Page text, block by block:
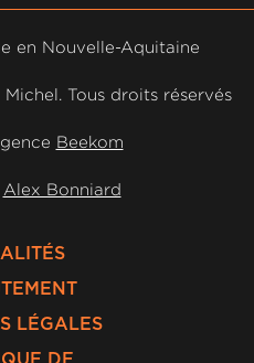
en Nouvelle-Aquitaine
Tous droits réservés
Beekom
Alex Bonniard
LÉGALES